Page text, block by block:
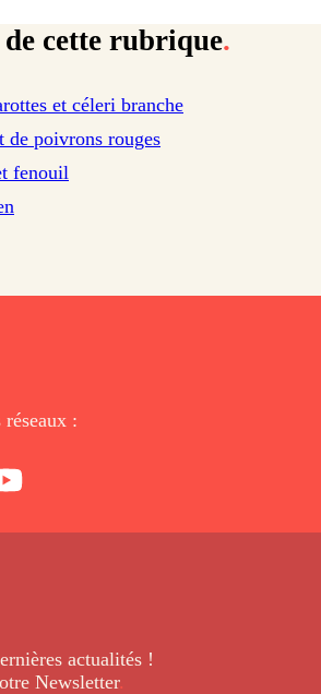
de cette rubrique.
et céleri branche
de poivrons rouges
fenouil
:
actualités !
Newsletter.